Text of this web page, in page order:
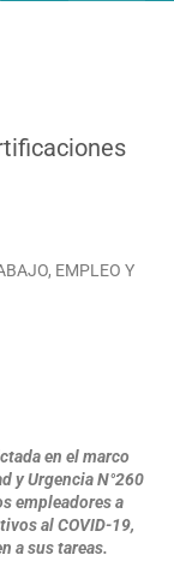
EMPLEO Y
en el marco
y Urgencia N°260
empleadores a
al COVID-19,
a sus tareas.